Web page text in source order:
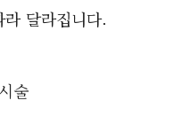
달라집니다.
술